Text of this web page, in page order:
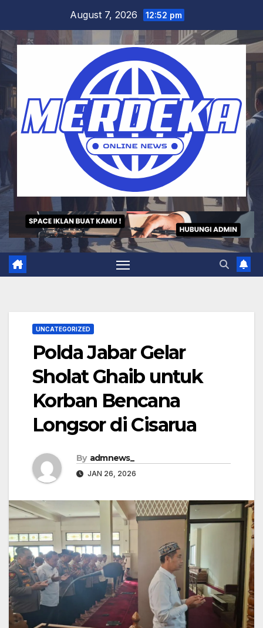
content
August 7, 2026 12:52 pm
UNCATEGORIZED
Polda Jabar Gelar
Sholat Ghaib untuk
Korban Bencana
Longsor di Cisarua
By admnews_
JAN 26, 2026